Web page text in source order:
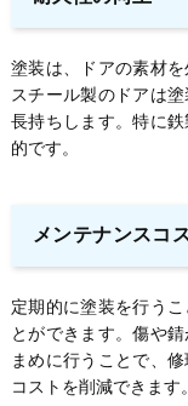
塗装は、ドアの素材
スチール製のドアは
長持ちします。特に
的です。
メンテナンスコ
定期的に塗装を行う
とができます。傷や
まめに行うことで、
コストを削減できます。